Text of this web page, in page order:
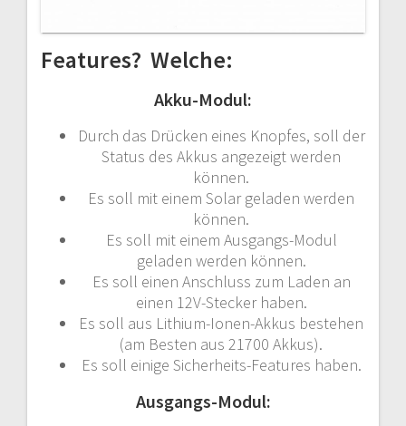
Features? Welche:
Akku-Modul:
Durch das Drücken eines Knopfes, soll der
Status des Akkus angezeigt werden
können.
Es soll mit einem Solar geladen werden
können.
Es soll mit einem Ausgangs-Modul
geladen werden können.
Es soll einen Anschluss zum Laden an
einen 12V-Stecker haben.
Es soll aus Lithium-Ionen-Akkus bestehen
(am Besten aus 21700 Akkus).
Es soll einige Sicherheits-Features haben.
Ausgangs-Modul: